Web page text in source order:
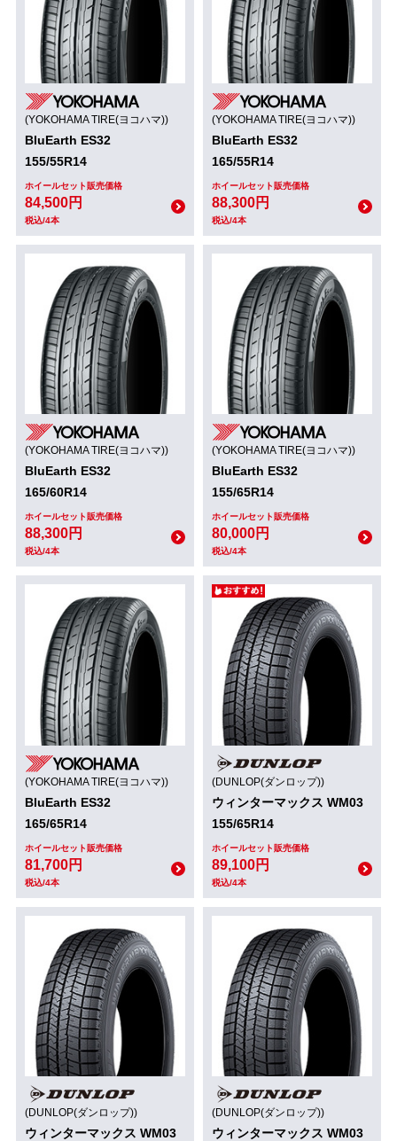
(YOKOHAMA TIRE(ヨコハマ))
BluEarth ES32
155/55R14
ホイールセット販売価格
84,500円
税込/4本
(YOKOHAMA TIRE(ヨコハマ))
BluEarth ES32
165/55R14
ホイールセット販売価格
88,300円
税込/4本
(YOKOHAMA TIRE(ヨコハマ))
BluEarth ES32
165/60R14
ホイールセット販売価格
88,300円
税込/4本
(YOKOHAMA TIRE(ヨコハマ))
BluEarth ES32
155/65R14
ホイールセット販売価格
80,000円
税込/4本
(YOKOHAMA TIRE(ヨコハマ))
BluEarth ES32
165/65R14
ホイールセット販売価格
81,700円
税込/4本
(DUNLOP(ダンロップ))
ウィンターマックス WM03
155/65R14
ホイールセット販売価格
89,100円
税込/4本
(DUNLOP(ダンロップ))
ウィンターマックス WM03
(DUNLOP(ダンロップ))
ウィンターマックス WM03